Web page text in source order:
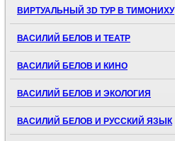
ВИРТУАЛЬНЫЙ 3D ТУР В ТИМОНИХУ
ВАСИЛИЙ БЕЛОВ И ТЕАТР
ВАСИЛИЙ БЕЛОВ И КИНО
ВАСИЛИЙ БЕЛОВ И ЭКОЛОГИЯ
ВАСИЛИЙ БЕЛОВ И РУССКИЙ ЯЗЫК